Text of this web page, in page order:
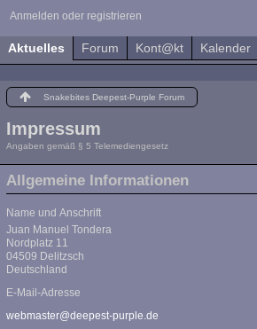
Anmelden oder registrieren
Aktuelles Forum Kont@kt Kalender
Snakebites Deepest-Purple Forum
Impressum
Angaben gemäß § 5 Telemediengesetz
Allgemeine Informationen
Name und Anschrift
Juan Manuel Tondera
Nordplatz 11
04509 Delitzsch
Deutschland
E-Mail-Adresse
webmaster@deepest-purple.de